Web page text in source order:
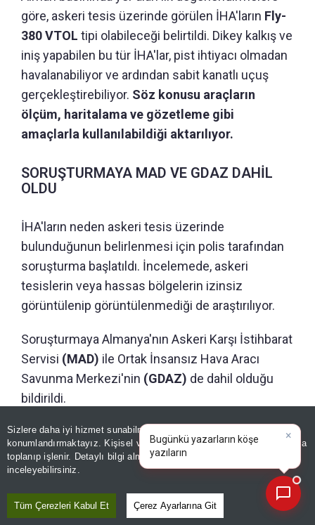
Sizlere daha iyi hizmet sunabilmek adına sitemizde
konumlandırmaktayız. Kişisel verileriniz, KVKK ve GDPR kapsamında
toplanıp işlenir. Detaylı bilgi almak içinAydınlatma Metnimizi
inceleyebilirsiniz.
Tüm Çerezleri Kabul Et Çerez Ayarlarına Git
göre, askeri tesis üzerinde görülen İHA'ların Fly-
380 VTOL tipi olabileceği belirtildi. Dikey kalkış ve
iniş yapabilen bu tür İHA'lar, pist ihtiyacı olmadan
havalanabiliyor ve ardından sabit kanatlı uçuş
gerçekleştirebiliyor. Söz konusu araçların
ölçüm, haritalama ve gözetleme gibi
amaçlarla kullanılabildiği aktarılıyor.
SORUŞTURMAYA MAD VE GDAZ DAHİL
OLDU
İHA'ların neden askeri tesis üzerinde
bulunduğunun belirlenmesi için polis tarafından
soruşturma başlatıldı. İncelemede, askeri
tesislerin veya hassas bölgelerin izinsiz
görüntülenip görüntülenmediği de araştırılıyor.
Soruşturmaya Almanya'nın Askeri Karşı İstihbarat
Servisi (MAD) ile Ortak İnsansız Hava Aracı
Savunma Merkezi'nin (GDAZ) de dahil olduğu
bildirildi.
LEIPZIG HAVALİMANI'NDA DA İHA
BULUNMUŞTU
Mechernich'teki olay, Almanya'da son günlerde
yaşanan İHA hareketliliğinin ardından geldi.
×
Bugünkü yazarların köşe
yazılarını özetleyin!